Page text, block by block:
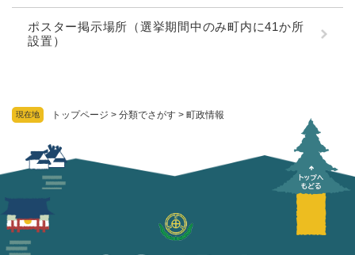
現在地 トップページ > 分類でさがす > 町政情報
ポスター掲示場所（選挙期間中のみ町内に41か所
設置）